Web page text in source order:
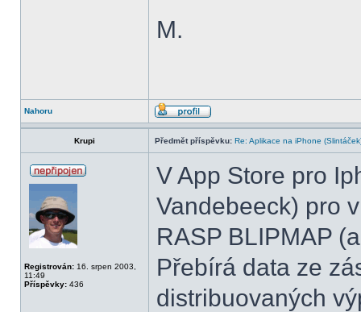
M.
Nahoru
Krupi Předmět příspěvku: Re: Aplikace na iPhone
Registrován: 16. srpen 2003,
11:49
Příspěvky: 436
V App Store pro
Vandebeeck) pro
RASP BLIPMAP
Přebírá data ze
distribuovaných